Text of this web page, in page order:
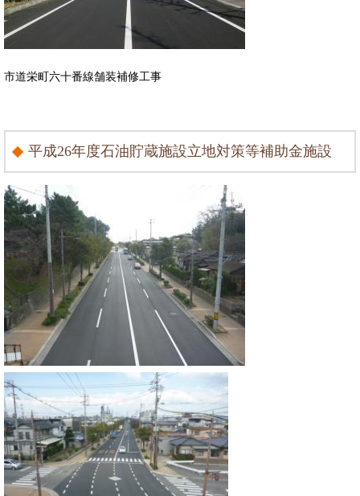
市道栄町六十番線舗装補修工事
平成26年度石油貯蔵施設立地対策等補助金施設